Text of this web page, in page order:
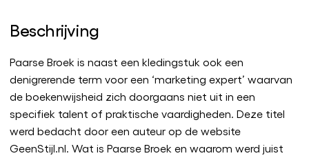
Beschrijving
Paarse Broek is naast een kledingstuk ook een
denigrerende term voor een ‘marketing expert’ waarvan
de boekenwijsheid zich doorgaans niet uit in een
specifiek talent of praktische vaardigheden. Deze titel
werd bedacht door een auteur op de website
GeenStijl.nl. Wat is Paarse Broek en waarom werd juist